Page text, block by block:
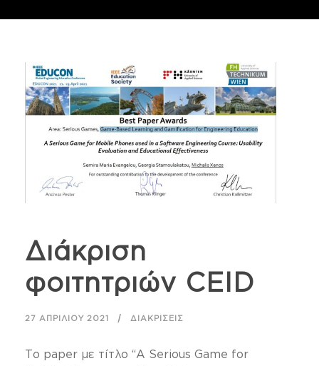
Διάκριση
φοιτητριών CEID
27 ΑΠΡΙΛΊΟΥ 2021 ΔΙΑΚΡΊΣΕΙΣ
Το paper με τίτλο “A Serious Game for